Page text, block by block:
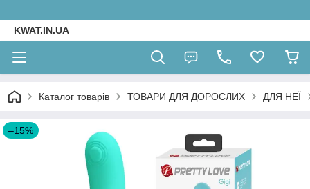
KWAT.IN.UA
Каталог товарів ТОВАРИ ДЛЯ ДОРОСЛИХ ДЛЯ НЕЇ
–15%